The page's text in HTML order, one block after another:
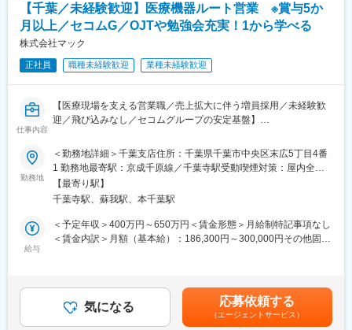
■企業の特徴/魅力
スピーディな製品開発力と幅広い業界への展開力が強み。お客様
の声を反映したオーダーメイド製品づくりで成長を続けていま
変更の範囲：会社の定める業務
・ISO等の監査対応経験
■当社の特徴
私たちは、創業してから40年にわたり「最新最適な医療機器を通
じて健康社会の実現に貢献する」という経営理念を実現するた
した製品の開発を行っております。
世界の医療機器市場の平均成長率が約5.9%、日本国内においても
や消化器領域に新規に参入し、事業領域を拡大することで成長を
実現してきました。
変更の範囲：会社の定める業務
【千葉／未経験歓迎】医療機器ルート営業 ※賞与5か
月以上／セコムG／OJTや勉強会充実！1から学べる
株式会社マック
正社員 職種未経験歓迎 業種未経験歓迎
仕事内容
【医療現場を支える営業職／売上拡大に伴う増員採用／未経験歓
迎／飛び込みなし／セコムグループの安定基盤】
■業務内容
当社の営業担当として、セコム提携病院をはじめとした各医療機
関のお客様に対して医療機器・医療材料の提案営業を担当してい
ただきます。
お客様である医療機関をご訪問し、医師をはじめとした医療現場
スタッフのご要望をお聞きし、ご要望にマッチした医療機器・材
料を探しご提案。その後は、商品の納品やアフターフォローを行
っていただきます。
お客様はセコム提携病院を中心とした既存顧客が大半です。長期
的な信頼関係を構築しながら、医療現場を支えていく営業スタイ
ルが特徴です。
勤務地
＜勤務地詳細＞千葉支店住所：千葉県千葉市中央区末広5丁目4番
1 勤務地最寄駅：京成千原線／千葉寺駅受動喫煙対策：屋内全面
禁煙変更の範囲：会社の定める事業所
【最寄り駅】
千葉寺駅、蘇我駅、本千葉駅
給与
＜予定年収＞400万円～650万円＜賃金形態＞月給制特記事項なし
＜賃金内訳＞月額（基本給）：186,300円～300,000円その他固定
む）＜昇給有無＞有＜残業手当＞有＜給与補足＞※給与は前職・経
験を考慮の上決定■昇給：年1回（4月）■賞与：年2回（6・12
月） 賞与実績:基本給の5.2ヵ月(前年度実績)賃金はあくまでも目
気になる 応募依頼する
（エージェントサービス）